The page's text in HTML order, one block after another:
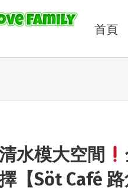
首頁
水模大空間
【Söt Café